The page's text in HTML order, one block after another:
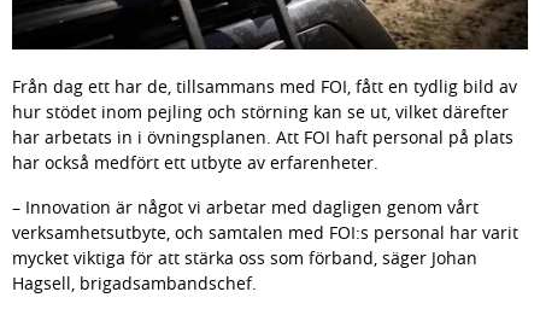
Från dag ett har de, tillsammans med FOI, fått en tydlig bild av
hur stödet inom pejling och störning kan se ut, vilket därefter
har arbetats in i övningsplanen. Att FOI haft personal på plats
har också medfört ett utbyte av erfarenheter.
– Innovation är något vi arbetar med dagligen genom vårt
verksamhetsutbyte, och samtalen med FOI:s personal har varit
mycket viktiga för att stärka oss som förband, säger Johan
Hagsell, brigadsambandschef.